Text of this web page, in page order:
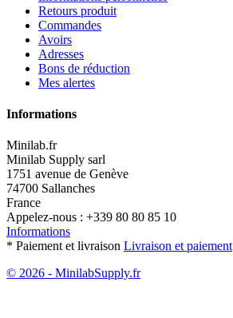
Retours produit
Commandes
Avoirs
Adresses
Bons de réduction
Mes alertes
Informations
Minilab.fr
Minilab Supply sarl
1751 avenue de Genève
74700 Sallanches
France
Appelez-nous : +339 80 80 85 10
Informations
* Paiement et livraison Livraison et paiement
© 2026 - MinilabSupply.fr